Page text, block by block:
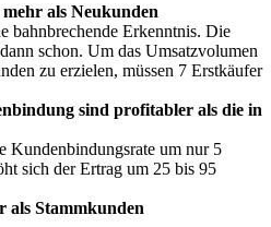
als Neukunden
bahnbrechende Erkenntnis. Die
schon. Um das Umsatzvolumen
zu erzielen, müssen 7 Erstkäufer
sind profitabler als die in
Kundenbindungsrate um nur 5
sich der Ertrag um 25 bis 95
als Stammkunden